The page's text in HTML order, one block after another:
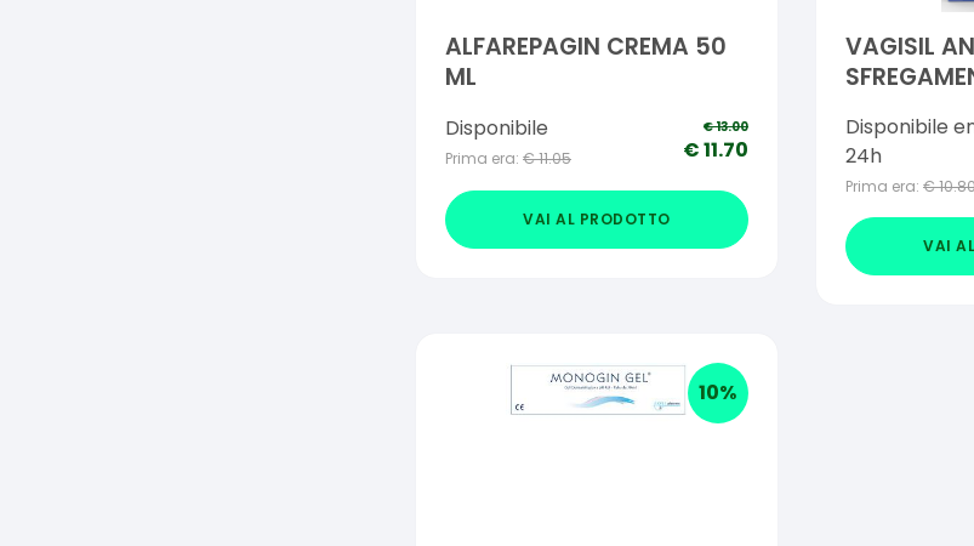
ALFAREPAGIN CREMA 50
ML
Disponibile
Prima era: €11.05
€13.00
€11.70
VAI AL PRODOTTO
VAGISIL
Disponibile
24h
Prima era: €
VAI
10%